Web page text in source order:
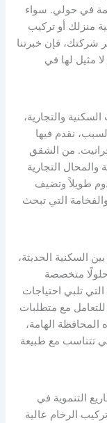
في حولي. سواء
منزلك أو تركيب
شركتك، فإن خبرتنا
مثيل لها في
والتجارية،
نقدم فيها
من الشقق
والمحال التجارية
طويلاً وتضيف
التي تبحث
السكنية الحديثة،
حلولًا متخصصة
تلبي احتياجات
مع متطلبات
المحافظة الهامة،
تتناسب مع طبيعة
التنموية في
الرخام عالية